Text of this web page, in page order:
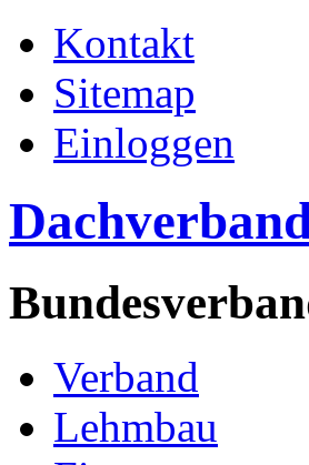
Kontakt
Sitemap
Einloggen
Verband
Lehmbau